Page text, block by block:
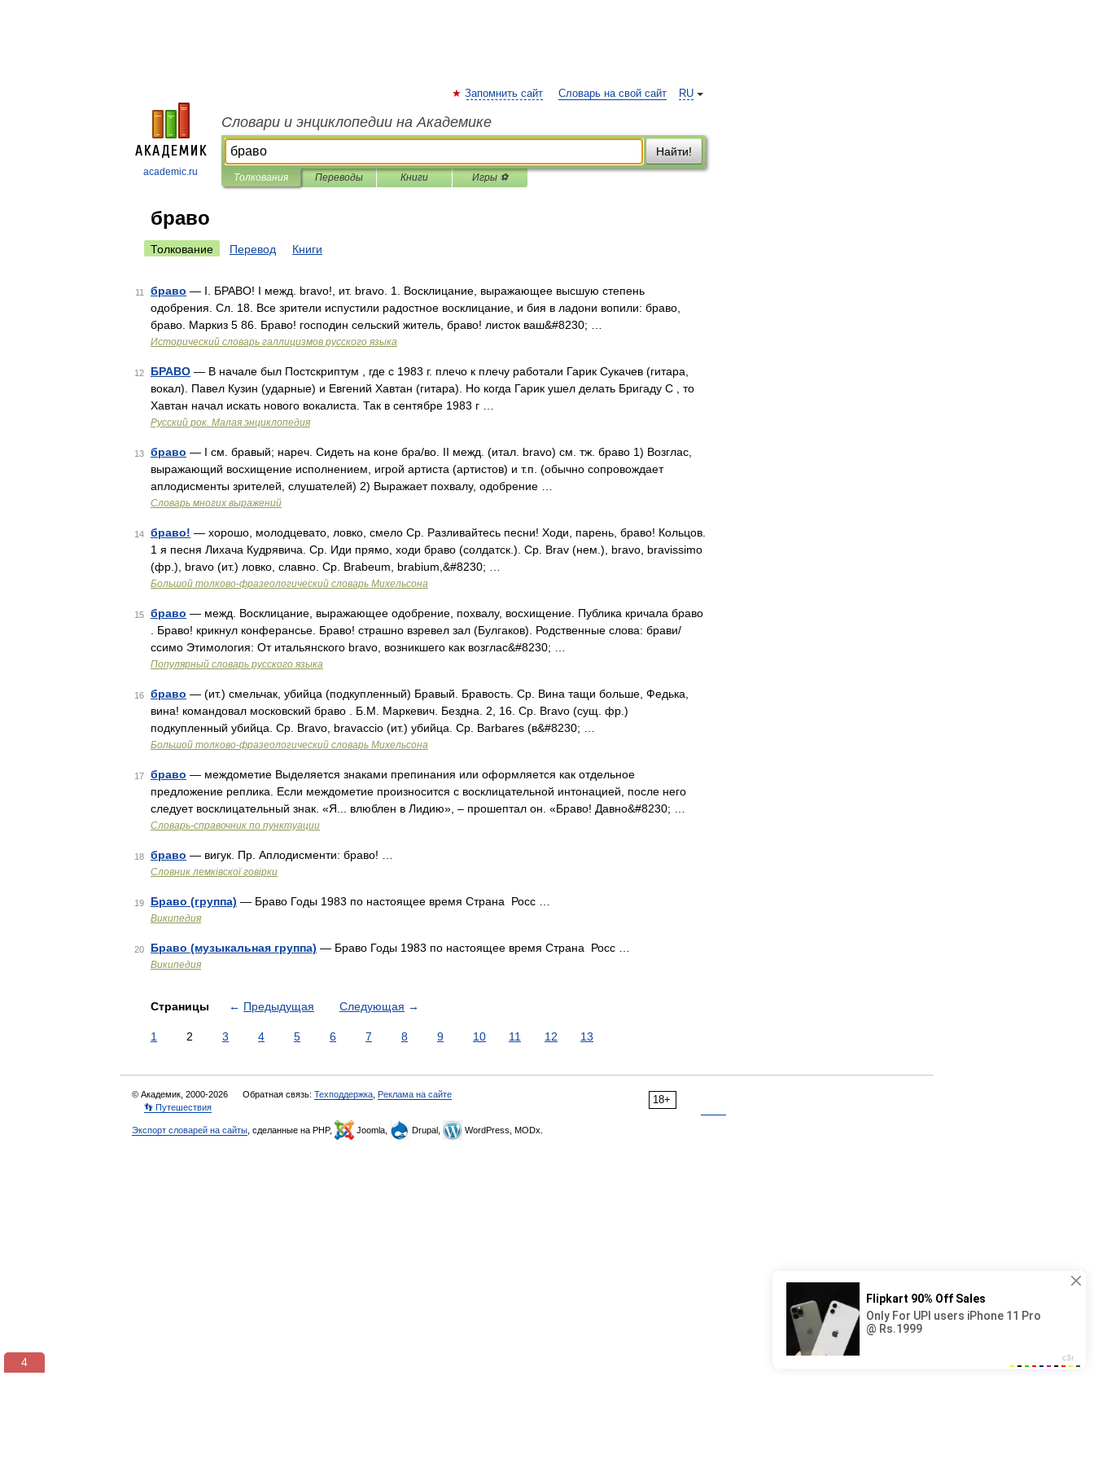
academic.ru
RU
Запомнить сайт Словарь на свой сайт
Словари и энциклопедии на Академике
Найти!
Толкования Переводы Книги Игры ⚽
браво
Толкование Перевод Книги
11 браво — I. БРАВО! I межд. bravo!, ит. bravo. 1. Восклицание, выражающее высшую степень
одобрения. Сл. 18. Все зрители испустили радостное восклицание, и бия в ладони вопили: браво,
браво. Маркиз 5 86. Браво! господин сельский житель, браво! листок ваш&#8230; …
Исторический словарь галлицизмов русского языка
12 БРАВО — В начале был Постскриптум , где с 1983 г. плечо к плечу работали Гарик Сукачев (гитара,
вокал). Павел Кузин (ударные) и Евгений Хавтан (гитара). Но когда Гарик ушел делать Бригаду С , то
Хавтан начал искать нового вокалиста. Так в сентябре 1983 г …
Русский рок. Малая энциклопедия
13 браво — I см. бравый; нареч. Сидеть на коне бра/во. II межд. (итал. bravo) см. тж. браво 1) Возглас,
выражающий восхищение исполнением, игрой артиста (артистов) и т.п. (обычно сопровождает
аплодисменты зрителей, слушателей) 2) Выражает похвалу, одобрение …
Словарь многих выражений
14 браво! — хорошо, молодцевато, ловко, смело Ср. Разливайтесь песни! Ходи, парень, браво! Кольцов.
1 я песня Лихача Кудрявича. Ср. Иди прямо, ходи браво (солдатск.). Ср. Brav (нем.), bravo, bravissimo
(фр.), bravo (ит.) ловко, славно. Ср. Brabeum, brabium,&#8230; …
Большой толково-фразеологический словарь Михельсона
15 браво — межд. Восклицание, выражающее одобрение, похвалу, восхищение. Публика кричала браво
. Браво! крикнул конферансье. Браво! страшно взревел зал (Булгаков). Родственные слова: брави/
ссимо Этимология: От итальянского bravo, возникшего как возглас&#8230; …
Популярный словарь русского языка
16 браво — (ит.) смельчак, убийца (подкупленный) Бравый. Бравость. Ср. Вина тащи больше, Федька,
вина! командовал московский браво . Б.М. Маркевич. Бездна. 2, 16. Ср. Bravo (сущ. фр.)
подкупленный убийца. Ср. Bravo, bravaccio (ит.) убийца. Ср. Barbares (в&#8230; …
Большой толково-фразеологический словарь Михельсона
17 браво — междометие Выделяется знаками препинания или оформляется как отдельное
предложение реплика. Если междометие произносится с восклицательной интонацией, после него
следует восклицательный знак. «Я... влюблен в Лидию», – прошептал он. «Браво! Давно&#8230; …
Словарь-справочник по пунктуации
18 браво — вигук. Пр. Аплодисменти: браво! …
Словник лемківскої говірки
19 Браво (группа) — Браво Годы 1983 по настоящее время Страна Росс …
Википедия
20 Браво (музыкальная группа) — Браво Годы 1983 по настоящее время Страна Росс …
Википедия
Страницы ← Предыдущая Следующая →
1 2 3 4 5 6 7 8 9 10 11 12 13
18+
© Академик, 2000-2026 Обратная связь: Техподдержка Реклама на сайте
👣 Путешествия
Экспорт словарей на сайты , сделанные на PHP, Joomla, Drupal, WordPress, MODx.
3